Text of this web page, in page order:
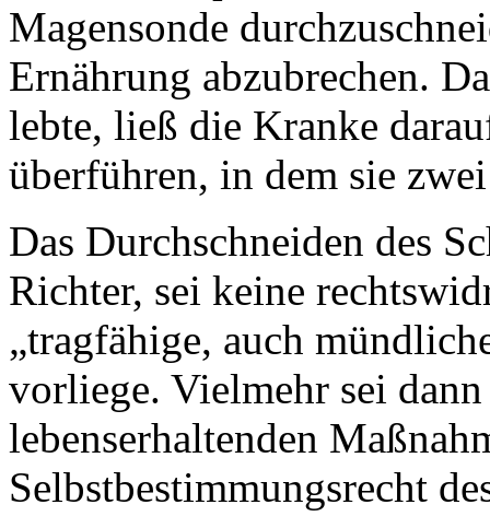
Magensonde
Ernährung abzubrechen.
lebte, ließ die Kranke
überführen, in dem sie
Das Durchschneiden des
Richter, sei keine
„tragfähige, auch
vorliege. Vielmehr sei
lebenserhaltenden
Selbstbestimmungsrecht